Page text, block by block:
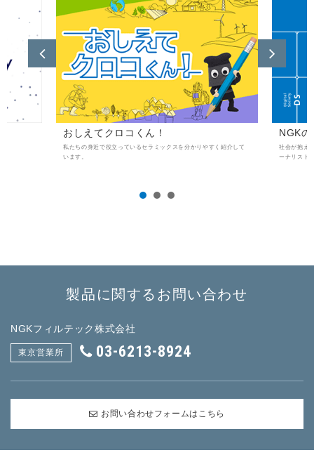
おしえてクロコくん！
私たちの身近で役立っているセラミックスを分かりやすく紹介して
います。
NGK
社会が抱え
ーナリスト
1 2 3
製品に関するお問い合わせ
NGKフィルテック株式会社
東京営業所 03-6213-8924
お問い合わせフォームはこちら